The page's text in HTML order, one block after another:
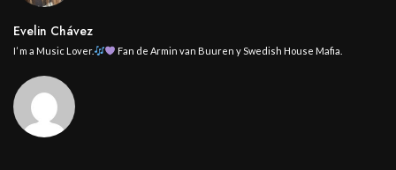
Evelin Chávez
I’ m a Music Lover. Fan de Armin van Buuren y Swedish House Mafia.